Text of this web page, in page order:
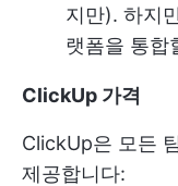
지만). 하지
랫폼을 통합
ClickUp 가격
ClickUp은 모든
제공합니다: